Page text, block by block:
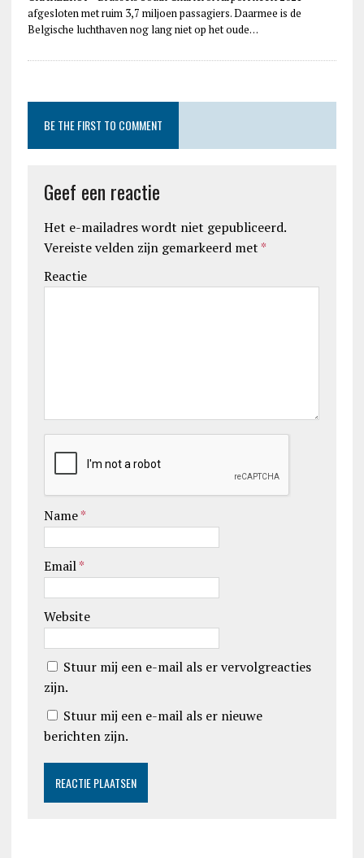
afgesloten met ruim 3,7 miljoen passagiers. Daarmee is de
Belgische luchthaven nog lang niet op het oude…
BE THE FIRST TO COMMENT
Geef een reactie
Het e-mailadres wordt niet gepubliceerd.
Vereiste velden zijn gemarkeerd met *
Reactie
Name*
Email*
Website
Stuur mij een e-mail als er vervolgreacties
zijn.
Stuur mij een e-mail als er nieuwe
berichten zijn.